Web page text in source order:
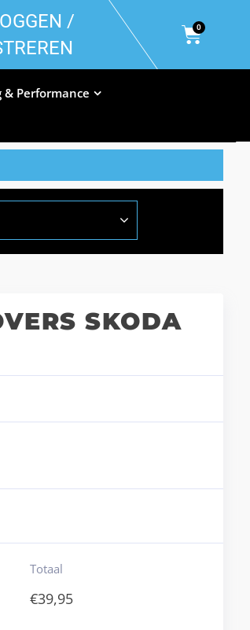
/
0
& Performance
SKODA
Totaal
€39,95